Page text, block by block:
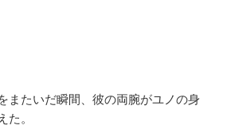
またいだ瞬間、彼の両腕がユノの身
。